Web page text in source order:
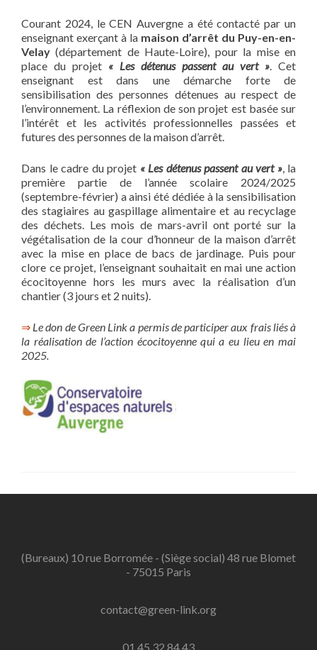
Courant 2024, le CEN Auvergne a été contacté par un
enseignant exerçant à la maison d’arrêt du Puy-en-en-
Velay (département de Haute-Loire), pour la mise en
place du projet « Les détenus passent au vert ». Cet
enseignant est dans une démarche forte de
sensibilisation des personnes détenues au respect de
l’environnement. La réflexion de son projet est basée sur
l’intérêt et les activités professionnelles passées et
futures des personnes de la maison d’arrêt.
Dans le cadre du projet « Les détenus passent au vert », la
première partie de l’année scolaire 2024/2025
(septembre-février) a ainsi été dédiée à la sensibilisation
des stagiaires au gaspillage alimentaire et au recyclage
des déchets. Les mois de mars-avril ont porté sur la
végétalisation de la cour d’honneur de la maison d’arrêt
avec la mise en place de bacs de jardinage. Puis pour
clore ce projet, l’enseignant souhaitait en mai une action
écocitoyenne hors les murs avec la réalisation d’un
chantier (3 jours et 2 nuits).
⇒ Le don de Green Link a permis de participer aux frais liés à
la réalisation de l’action écocitoyenne qui a eu lieu en mai
2025.
(Bureaux) 10 rue Borromée - (Siège social) 48 rue Blomet
- 75015 Paris
contact@green-link.org
01 45 32 84 43